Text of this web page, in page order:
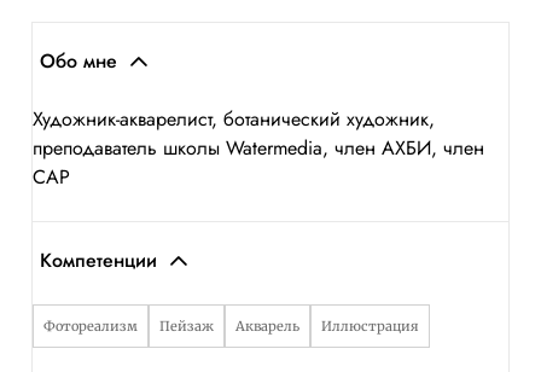
Обо мне
Художник-акварелист, ботанический художник,
преподаватель школы Watermedia, член АХБИ, член
САР
Компетенции
Фотореализм Пейзаж Акварель Иллюстрация